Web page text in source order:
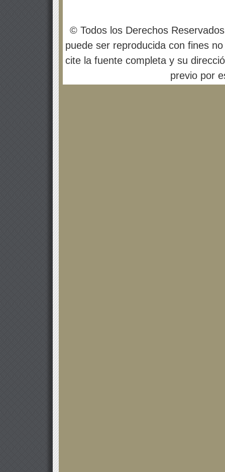
© Todos los Derechos
puede ser reproducida con fines
cite la fuente completa y su
previo por